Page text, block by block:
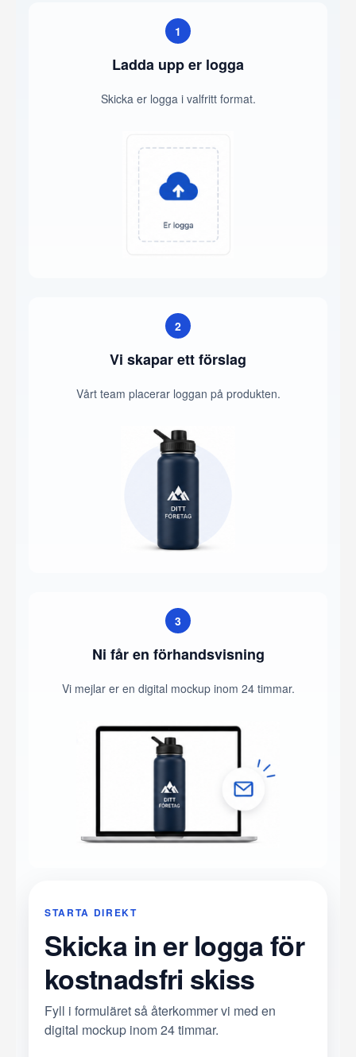
1
Ladda upp er logga
Skicka er logga i valfritt format.
2
Vi skapar ett förslag
Vårt team placerar loggan på produkten.
3
Ni får en förhandsvisning
Vi mejlar er en digital mockup inom 24 timmar.
STARTA DIREKT
Skicka in er logga för
kostnadsfri skiss
Fyll i formuläret så återkommer vi med en
digital mockup inom 24 timmar.